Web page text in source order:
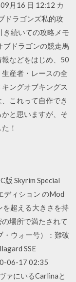
月16 日 12:12 カ
ドラゴンズ私的攻
き続いての攻略メモ
ブドラゴンの競走馬
などをはじめ、50
産者・レースの全
ングオブキングス
これって自作でき
と思いますが、そ
！
版 Skyrim Special
ディション のMod
を超える大きさを持
場所で満たされて
・ウォー号）：難破
SSE
06-17 02:35
ァにいるCarlinaと